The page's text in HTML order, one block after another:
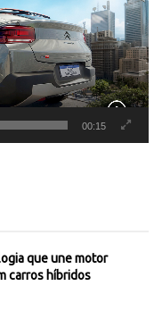
00:15
que une motor
carros híbridos